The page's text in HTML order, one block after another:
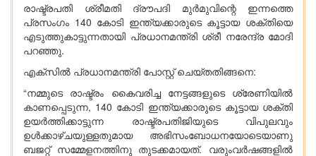
രാഷ്ട്രപതി ശ്രീമതി ദ്രൗപദി മുർമുവിന്റെ ഇന്നത്തെ
പ്രസംഗം 140 കോടി ഇന്ത്യക്കാരുടെ കൂട്ടായ ശക്തിയെ
എടുത്തുകാട്ടുന്നതായി പ്രധാനമന്ത്രി ശ്രീ നരേന്ദ്ര മോദി
പറഞ്ഞു.
എക്സിൽ പ്രധാനമന്ത്രി പോസ്റ്റ് ചെയ്തതിങ്ങനെ:
“നമ്മുടെ രാഷ്ട്രം കൈവരിച്ച നേട്ടങ്ങളുടെ ശ്രേണിയിൽ
കാണപ്പെടുന്ന, 140 കോടി ഇന്ത്യക്കാരുടെ കൂട്ടായ ശക്തി
ഉയർത്തിക്കാട്ടുന്ന രാഷ്ട്രപതിജിയുടെ വിപുലവും
ഉൾക്കാഴ്ചയുള്ളതുമായ അഭിസംബോധനയോടെയാണു
ബജറ്റ് സമ്മേളനത്തിനു തുടക്കമായത്. വരുംവർഷങ്ങളിൽ